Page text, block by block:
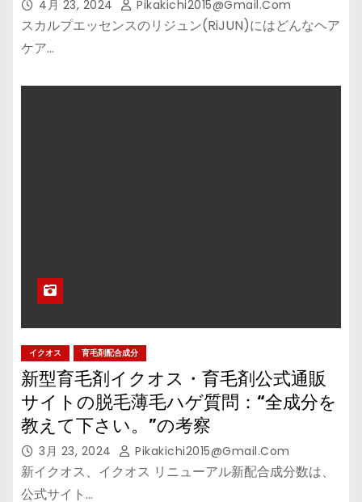
4月 23, 2024 Pikakichi2015@gmail.com
スカルプエッセンスのリジュン(RiJUN)にはどんなヘア
ケア…
イクオス 育毛剤配合成分
新型育毛剤イクオス・育毛剤公式通販
サイトの脱毛薄毛ハゲ質問：“全成分を
教えて下さい。”の考察
3月 23, 2024 Pikakichi2015@gmail.com
新イクオス、イクオス リニューアル新配合成分数は、
公式サイト…